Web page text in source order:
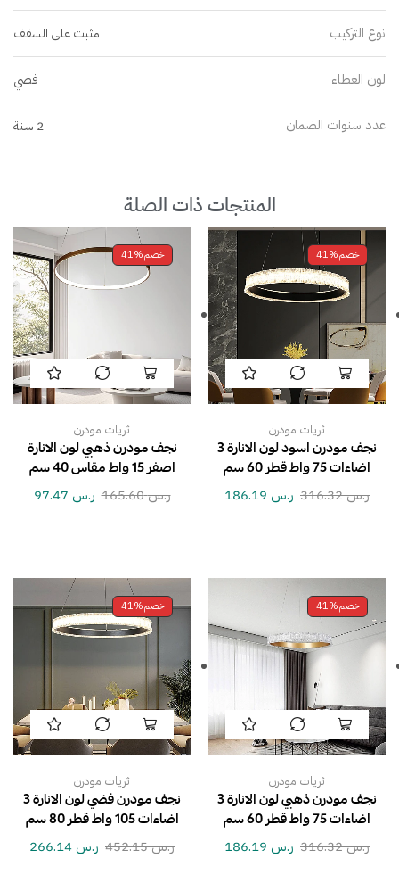
نوع التركيب مثبت على السقف
لون الغطاء فضي
عدد سنوات الضمان 2 سنة
المنتجات ذات الصلة
خصم41%
ثريات مودرن
نجف مودرن اسود لون الانارة 3
اضاءات 75 واط قطر 60 سم
ر.س316.32 ر.س
خصم41%
ثريات مودرن
نجف مودرن ذهبي لون الانارة
اصفر 15 واط مقاس 40 سم
ر.س165.60 ر.س
خصم41%
ثريات مودرن
نجف مودرن ذهبي لون الانارة 3
اضاءات 75 واط قطر 60 سم
ر.س316.32 ر.س
خصم41%
ثريات مودرن
نجف مودرن فضي لون الانارة 3
اضاءات 105 واط قطر 80 سم
ر.س452.15 ر.س